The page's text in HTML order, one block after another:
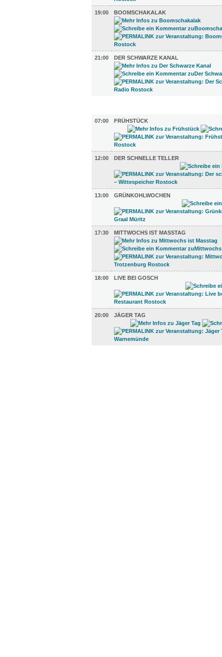
19:00 BOOMSCHAKALAK
21:00 DER SCHWARZE KANAL
07:00
FRÜHSTÜCK
12:00 DER SCHNELLE TELLER
13:00 GRÜNKOHLWOCHEN
17:30 MITTWOCHS IST MASSTAG
18:00 LIVE BEI GOSCH
20:00 JÄGER TAG